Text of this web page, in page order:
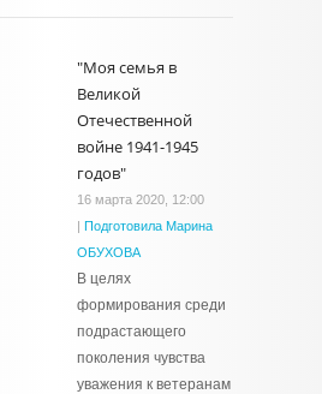
"Моя семья в
Великой
Отечественной
войне 1941-1945
годов"
16 марта 2020, 12:00
| Подготовила Марина
ОБУХОВА
В целях
формирования среди
подрастающего
поколения чувства
уважения к ветеранам